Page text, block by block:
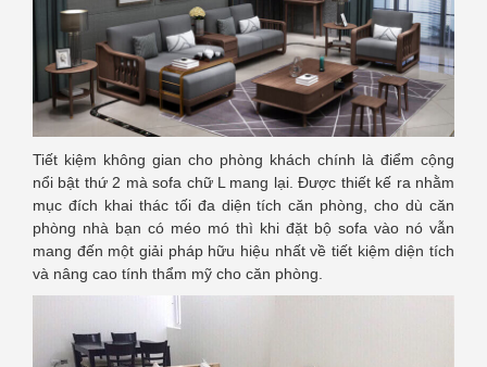
Tiết kiệm không gian cho phòng khách chính là điểm cộng
nổi bật thứ 2 mà sofa chữ L mang lại. Được thiết kế ra nhằm
mục đích khai thác tối đa diện tích căn phòng, cho dù căn
phòng nhà bạn có méo mó thì khi đặt bộ sofa vào nó vẫn
mang đến một giải pháp hữu hiệu nhất về tiết kiệm diện tích
và nâng cao tính thẩm mỹ cho căn phòng.